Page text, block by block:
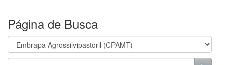
Página de Busca